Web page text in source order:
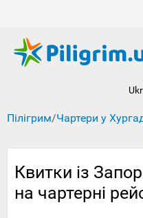
Пілігрим/Чартери у
Квитки із
на чартерні